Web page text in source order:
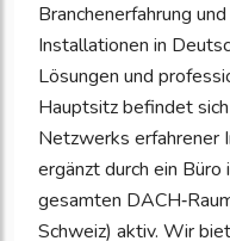
Branchenerfahrung
Installationen in
Lösungen und
Hauptsitz befindet
Netzwerks erfahrener
ergänzt durch ein Büro
gesamten
Schweiz) aktiv. Wir